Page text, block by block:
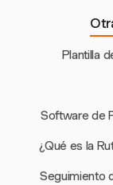
Plantilla
Software de
¿Qué es la
Seguimiento